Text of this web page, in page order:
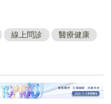
線上問診 醫療健康